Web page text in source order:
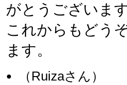
がとうございま
これからもどう
ます。
（Ruizaさん）